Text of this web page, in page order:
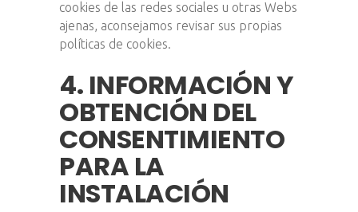
cookies de las redes sociales u otras Webs
ajenas, aconsejamos revisar sus propias
políticas de cookies.
4. INFORMACIÓN Y
OBTENCIÓN DEL
CONSENTIMIENTO
PARA LA
INSTALACIÓN